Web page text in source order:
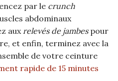
par le crunch
abdominaux
aux relevés de jambespour
et enfin, terminez avec la
de votre ceinture
rapide de 15 minutes